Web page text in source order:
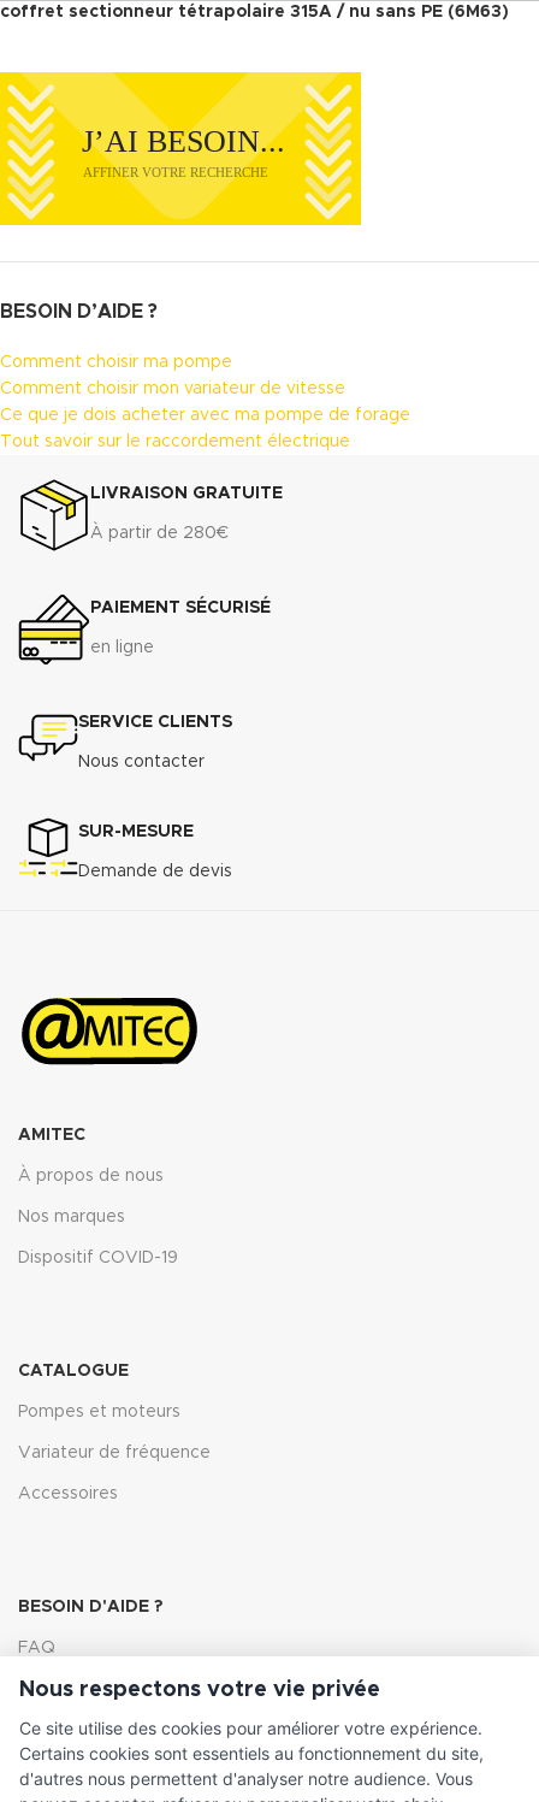
BESOIN D’AIDE ?
Comment choisir ma pompe
Comment choisir mon variateur de vitesse
Ce que je dois acheter avec ma pompe de forage
Tout savoir sur le raccordement électrique
coffret sectionneur tétrapolaire 315A / nu sans PE (6M63)
LIVRAISON GRATUITE
À partir de 280€
PAIEMENT SÉCURISÉ
en ligne
SERVICE CLIENTS
Nous contacter
SUR-MESURE
Demande de devis
AMITEC
À propos de nous
Nos marques
Dispositif COVID-19
CATALOGUE
Pompes et moteurs
Variateur de fréquence
Accessoires
BESOIN D'AIDE ?
FAQ
Lexique
Comment choisir ma pompe
Nous respectons votre vie privée
Ce site utilise des cookies pour améliorer votre expérience.
Certains cookies sont essentiels au fonctionnement du site,
d'autres nous permettent d'analyser notre audience. Vous